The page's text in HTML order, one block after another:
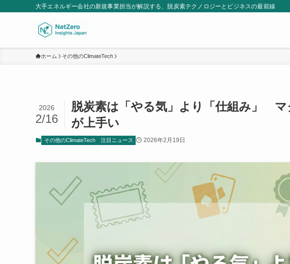
大手エネルギー会社の新規事業担当が解説する、脱炭素テクノロジーとビジネスの最前線
ホーム その他のClimateTech
脱炭素は「やる気」より「仕組み」
が上手い
2026
2/16
その他のClimateTech 注目ニュース 2026年2月19日